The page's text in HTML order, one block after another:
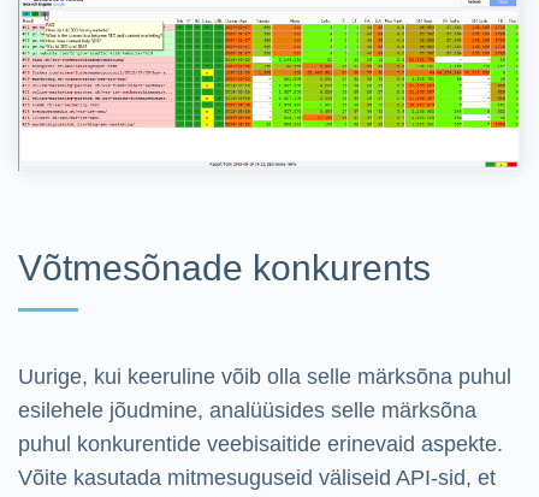
Võtmesõnade konkurents
Uurige, kui keeruline võib olla selle märksõna puhul
esilehele jõudmine, analüüsides selle märksõna
puhul konkurentide veebisaitide erinevaid aspekte.
Võite kasutada mitmesuguseid väliseid API-sid, et